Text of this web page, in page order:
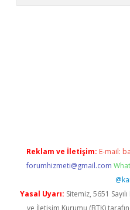
Reklam ve İletişim: E-mail:
forumhizmeti@gmail.com
Yasal Uyarı: Sitemiz, 5651
ve İletişim Kurumu (BTK)